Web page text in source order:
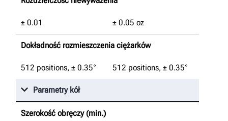
± 0.01 ± 0.05 oz
Dokładność rozmieszczenia ciężarków
512 positions, ± 0.35° 512 positions, ± 0.35°
Parametry kół
Szerokość obręczy (min.)